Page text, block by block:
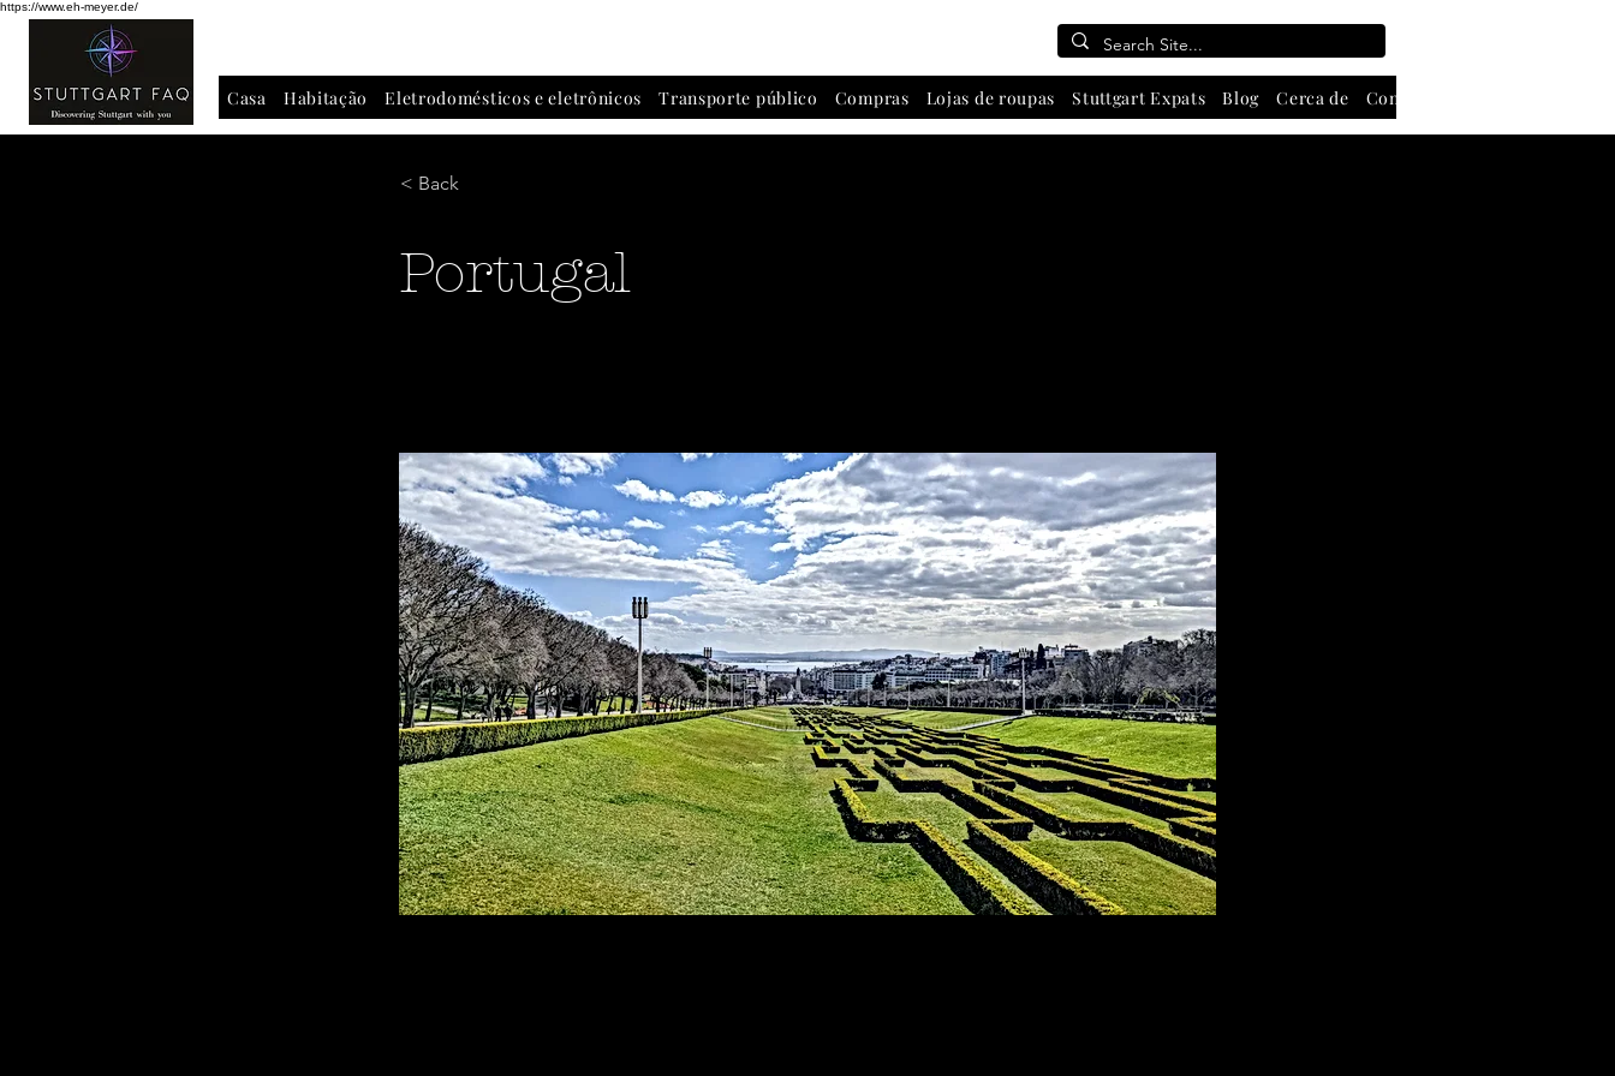
https://www.eh-meyer.de/
Casa Habitação Eletrodomésticos e eletrônicos Transporte público Compras Lojas de roupas Stuttgart Expats Blog Cerca de Contate-Nos
< Back
Portugal